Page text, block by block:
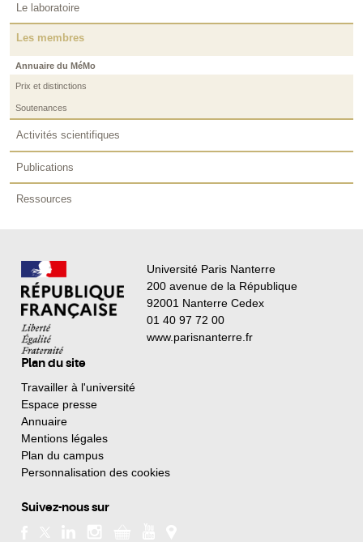
Le laboratoire
Les membres
Annuaire du MéMo
Prix et distinctions
Soutenances
Activités scientifiques
Publications
Ressources
Université Paris Nanterre
200 avenue de la République
92001 Nanterre Cedex
01 40 97 72 00
www.parisnanterre.fr
Plan du site
Travailler à l'université
Espace presse
Annuaire
Mentions légales
Plan du campus
Personnalisation des cookies
Suivez-nous sur